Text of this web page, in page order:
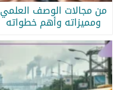
من مجالات الوصف العلمي
ومميزاته وأهم خطواته